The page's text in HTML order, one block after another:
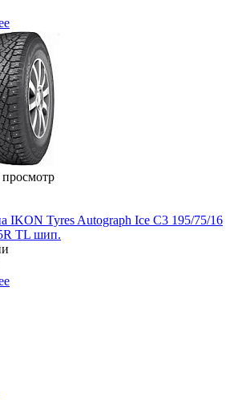
IKON Tyres Autograph Ice C3 195/75/16
TL шип.